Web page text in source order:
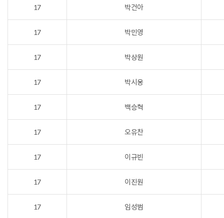
17 박건아
17 박민영
17 박상원
17 박시웅
17 백승혁
17 오유찬
17 이규빈
17 이진원
17 임성범